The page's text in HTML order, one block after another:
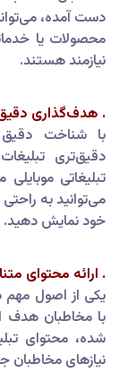
دست آمده،
محصولات یا
نیازمند هستند.
. هدف‌گذاری
با شناخت
دقیق‌تری
تبلیغاتی
می‌توانید به
خود نمایش دهید.
. ارائه محتوای
یکی از اصول مهم
با مخاطبان
شده، محتوای
نیازهای مخاطبان